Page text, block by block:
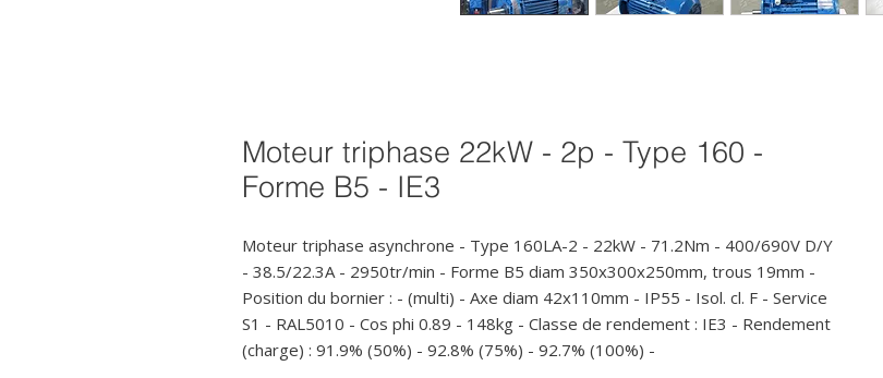
Moteur triphase 22kW - 2p - Type 160 -
Forme B5 - IE3
Moteur triphase asynchrone - Type 160LA-2 - 22kW - 71.2Nm - 400/690V D/Y
- 38.5/22.3A - 2950tr/min - Forme B5 diam 350x300x250mm, trous 19mm -
Position du bornier : - (multi) - Axe diam 42x110mm - IP55 - Isol. cl. F - Service
S1 - RAL5010 - Cos phi 0.89 - 148kg - Classe de rendement : IE3 - Rendement
(charge) : 91.9% (50%) - 92.8% (75%) - 92.7% (100%) -